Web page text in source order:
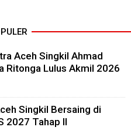
Aceh Singkil Ahmad
Ritonga Lulus Akmil 2026
Singkil Bersaing di
2027 Tahap II